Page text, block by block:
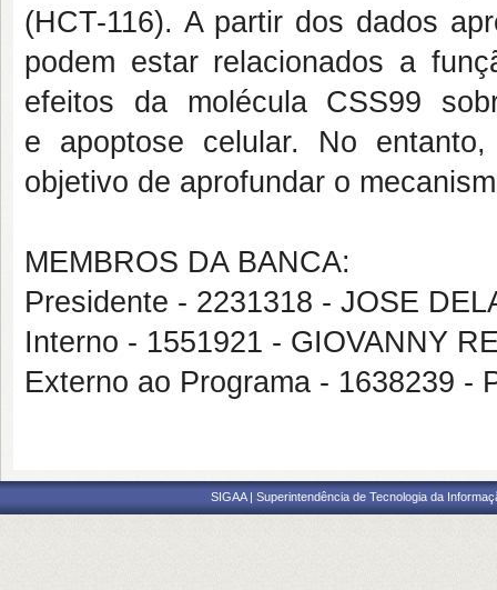
(HCT-116). A partir dos dados
podem estar relacionados a
efeitos da molécula CSS99
e apoptose celular. No
objetivo de aprofundar o
MEMBROS DA BANCA:
Presidente - 2231318 - JOSE
Interno - 1551921 - GIOVANNY
Externo ao Programa - 1638239 -
SIGAA | Superintendência de Tecnologia da